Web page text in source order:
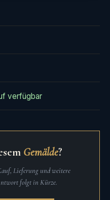
verfügbar
Gemälde?
Lieferung und weitere
folgt in Kürze.